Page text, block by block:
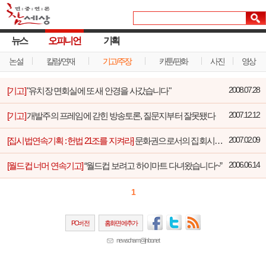
뉴스 오피니언
논설 칼럼/연재 기고/주장 카툰/판화 사진 영상
기획
[기고]"유치장 면회실에 또 새 안경을 사갔습니다" 2008.07.28
[기고]개발주의 프레임에 갇힌 방송토론, 질문지부터 잘못됐다 2007.12.12
[집시법연속기획 : 헌법 21조를 지켜라]문화권으로서의 집회시위 자유 2007.02.09
[월드컵 너머 연속기고]“월드컵 보려고 하이마트 다녀왔습니다~” 2006.06.14
1
PC버전 홈화면에추가
newscham@jinbo.net